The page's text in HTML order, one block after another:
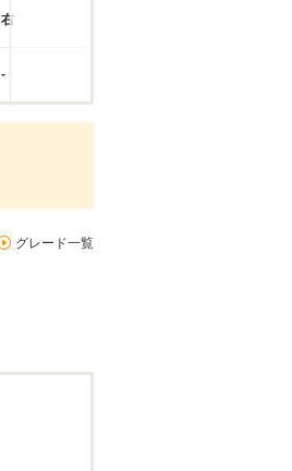
右
-
グレード一覧